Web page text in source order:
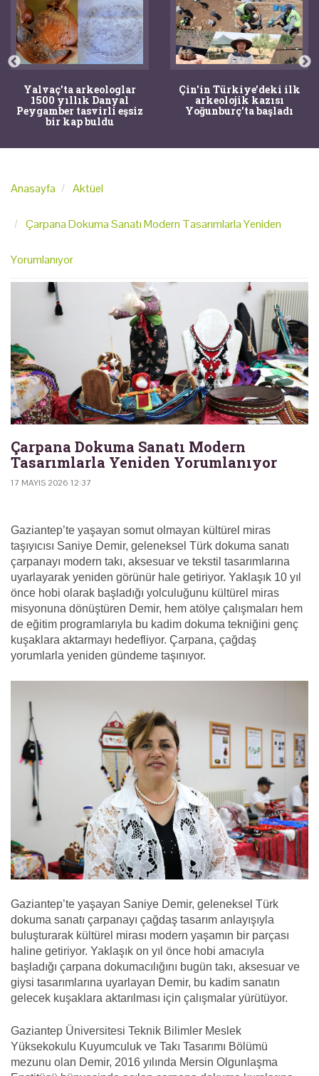
Yalvaç'ta arkeologlar
1500 yıllık Danyal
Peygamber tasvirli eşsiz
bir kap buldu
Çin'in Türkiye'deki ilk
arkeolojik kazısı
Yoğunburç'ta başladı
Anasayfa Aktüel
Çarpana Dokuma Sanatı Modern Tasarımlarla Yeniden
Yorumlanıyor
Çarpana Dokuma Sanatı Modern
Tasarımlarla Yeniden Yorumlanıyor
17 MAYIS 2026 12:37
Gaziantep’te yaşayan somut olmayan kültürel miras
taşıyıcısı Saniye Demir, geleneksel Türk dokuma sanatı
çarpanayı modern takı, aksesuar ve tekstil tasarımlarına
uyarlayarak yeniden görünür hale getiriyor. Yaklaşık 10 yıl
önce hobi olarak başladığı yolculuğunu kültürel miras
misyonuna dönüştüren Demir, hem atölye çalışmaları hem
de eğitim programlarıyla bu kadim dokuma tekniğini genç
kuşaklara aktarmayı hedefliyor. Çarpana, çağdaş
yorumlarla yeniden gündeme taşınıyor.
Gaziantep’te yaşayan Saniye Demir, geleneksel Türk
dokuma sanatı çarpanayı çağdaş tasarım anlayışıyla
buluşturarak kültürel mirası modern yaşamın bir parçası
haline getiriyor. Yaklaşık on yıl önce hobi amacıyla
başladığı çarpana dokumacılığını bugün takı, aksesuar ve
giysi tasarımlarına uyarlayan Demir, bu kadim sanatın
gelecek kuşaklara aktarılması için çalışmalar yürütüyor.
Gaziantep Üniversitesi Teknik Bilimler Meslek
Yüksekokulu Kuyumculuk ve Takı Tasarımı Bölümü
mezunu olan Demir, 2016 yılında Mersin Olgunlaşma